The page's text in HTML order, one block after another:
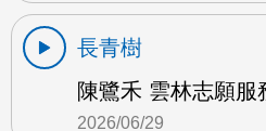
長青樹
陳鷺禾 雲林志願服
2026/06/29